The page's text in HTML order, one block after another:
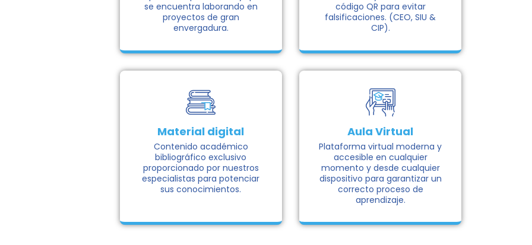
se encuentra laborando en
proyectos de gran
envergadura.
código QR para evitar
falsificaciones. (CEO, SIU &
CIP).
Material digital
Contenido académico
bibliográfico exclusivo
proporcionado por nuestros
especialistas para potenciar
sus conocimientos.
Aula Virtual
Plataforma virtual moderna y
accesible en cualquier
momento y desde cualquier
dispositivo para garantizar un
correcto proceso de
aprendizaje.